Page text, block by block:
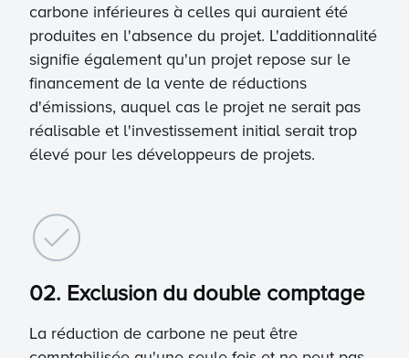
carbone inférieures à celles qui auraient été
produites en l'absence du projet. L'additionnalité
signifie également qu'un projet repose sur le
financement de la vente de réductions
d'émissions, auquel cas le projet ne serait pas
réalisable et l'investissement initial serait trop
élevé pour les développeurs de projets.
02. Exclusion du double comptage
La réduction de carbone ne peut être